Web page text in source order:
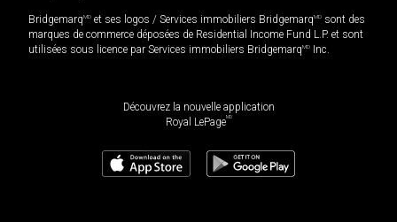
BridgemarqMD et ses logos / Services immobiliers BridgemarqMD sont des
marques de commerce déposées de Residential Income Fund L.P. et sont
utilisées sous licence par Services immobiliers BridgemarqMD Inc.
Découvrez la nouvelle application
Royal LePageMD